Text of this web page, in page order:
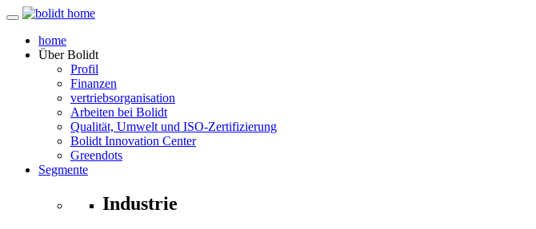
home
ÜberBolidt
Profil
Finanzen
vertriebsorganisation
Arbeiten bei Bolidt
Qualität, Umwelt und ISO-Zertifizierung
Bolidt Innovation Center
Greendots
Segmente
Industrie